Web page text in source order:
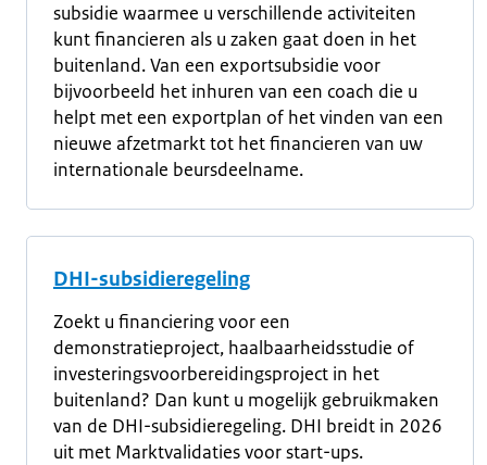
subsidie waarmee u verschillende activiteiten
kunt financieren als u zaken gaat doen in het
buitenland. Van een exportsubsidie voor
bijvoorbeeld het inhuren van een coach die u
helpt met een exportplan of het vinden van een
nieuwe afzetmarkt tot het financieren van uw
internationale beursdeelname.
DHI-subsidieregeling
Zoekt u financiering voor een
demonstratieproject, haalbaarheidsstudie of
investeringsvoorbereidingsproject in het
buitenland? Dan kunt u mogelijk gebruikmaken
van de DHI-subsidieregeling. DHI breidt in 2026
uit met Marktvalidaties voor start-ups.